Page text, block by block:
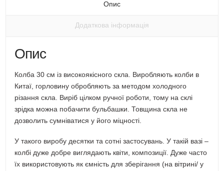
Опис
Додаткова інформація
Опис
Колба 30 см із високоякісного скла. Виробляють колби в
Китаї, горловину обробляють за методом холодного
різання скла. Виріб цілком ручної роботи, тому на склі
зрідка можна побачити бульбашки. Товщина скла не
дозволить сумніватися у його міцності.
У такого виробу десятки та сотні застосувань. У такій вазі –
колбі дуже добре виглядають квіти, композиції. Дуже часто
їх використовують як ємність для зберігання (на вітрині/ у